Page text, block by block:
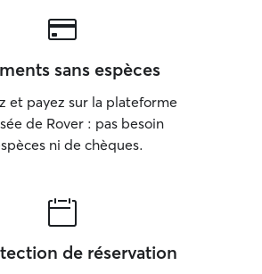
sans espèces
et payez sur la plateforme
de Rover : pas besoin
ni de chèques.
de réservation